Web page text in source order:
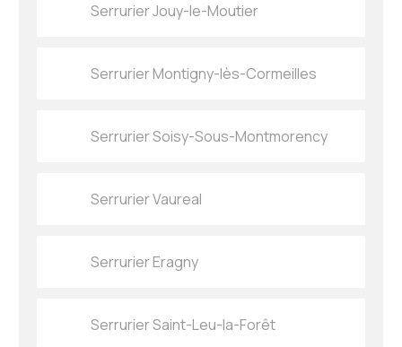
Serrurier Jouy-le-Moutier
Serrurier Montigny-lès-Cormeilles
Serrurier Soisy-Sous-Montmorency
Serrurier Vaureal
Serrurier Eragny
Serrurier Saint-Leu-la-Forêt